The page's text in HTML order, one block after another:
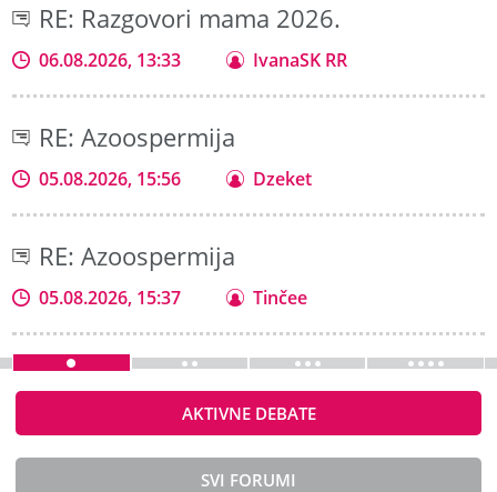
RE: Razgovori mama 2026.
06.08.2026, 13:33 IvanaSK RR
RE: Azoospermija
05.08.2026, 15:56 Dzeket
RE: Azoospermija
05.08.2026, 15:37 Tinčee
AKTIVNE DEBATE
SVI FORUMI